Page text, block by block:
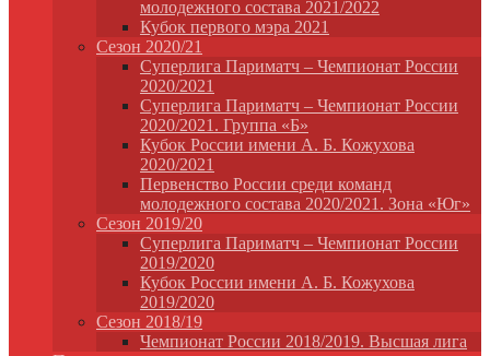
молодежного состава 2021/2022
Кубок первого мэра 2021
Сезон 2020/21
Суперлига Париматч – Чемпионат России
2020/2021
Суперлига Париматч – Чемпионат России
2020/2021. Группа «Б»
Кубок России имени А. Б. Кожухова
2020/2021
Первенство России среди команд
молодежного состава 2020/2021. Зона «Юг»
Сезон 2019/20
Суперлига Париматч – Чемпионат России
2019/2020
Кубок России имени А. Б. Кожухова
2019/2020
Сезон 2018/19
Чемпионат России 2018/2019. Высшая лига